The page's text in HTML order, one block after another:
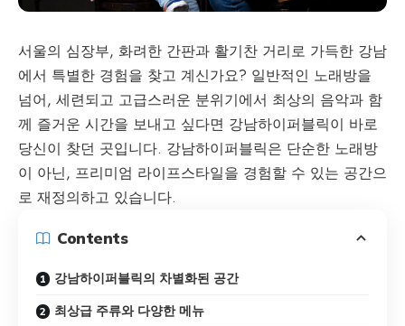
서울의 심장부, 화려한 간판과 활기찬 거리로 가득한 강남
에서 특별한 경험을 찾고 계신가요? 일반적인 노래방을
넘어, 세련되고 고급스러운 분위기에서 최상의 음악과 함
께 즐거운 시간을 보내고 싶다면 강남하이퍼블릭이 바로
당신이 찾던 곳입니다. 강남하이퍼블릭은 단순한 노래방
이 아닌, 프리미엄 라이프스타일을 경험할 수 있는 공간으
로 재정의하고 있습니다.
Contents
강남하이퍼블릭의 차별화된 공간
최상급 주류와 다양한 메뉴